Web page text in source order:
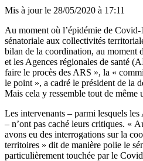
Mis à jour le 28/05/2020 à 17:11
Au moment où l’épidémie de Covid-
sénatoriale aux collectivités
bilan de la coordination, au moment
et les Agences régionales de santé
faire le procès des ARS », la «
le point », a cadré le président de la
Mais cela y ressemble tout de même
Les intervenants – parmi lesquels les
– n’ont pas caché leurs critiques. «
avons eu des interrogations sur la
territoires » dit de manière polie le
particulièrement touchée par le